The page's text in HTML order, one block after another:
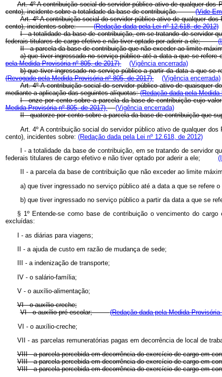
Art. 4º A contribuição social do servidor público ativo de qualquer
cento), incidente sobre a totalidade da base de contribuição.(Vide
Art. 4º A contribuição social do servidor público ativo de qualquer
cento), incidentes sobre:(Redação dada pela Lei nº 12.618, de 2012)
I - a totalidade da base de contribuição, em se tratando de servidor
federais titulares de cargo efetivo e não tiver optado por aderir a ele;
II - a parcela da base de contribuição que não exceder ao limite
a) que tiver ingressado no serviço público até a data a que se
pela Medida Provisória nº 805, de 2017)
(Vigência encerrada)
b) que tiver ingressado no serviço público a partir da data a que
(Revogado pela Medida Provisória nº 805, de 2017)
(Vigência encerrada)
Art. 4º A contribuição social do servidor público ativo de quaisquer
mediante a aplicação das seguintes alíquotas:(Redação dada pela
I - onze por cento sobre a parcela da base de contribuição cujo
Medida Provisória nº 805, de 2017)
(Vigência encerrada)
II - quatorze por cento sobre a parcela da base de contribuição
Art. 4º A contribuição social do servidor público ativo de qualquer
cento), incidentes sobre: (Redação dada pela Lei nº 12.618, de 2012)
I - a totalidade da base de contribuição, em se tratando de servidor
federais titulares de cargo efetivo e não tiver optado por aderir a ele;
II - a parcela da base de contribuição que não exceder ao limite
a) que tiver ingressado no serviço público até a data a que se
b) que tiver ingressado no serviço público a partir da data a que
§ 1º Entende-se como base de contribuição o vencimento do
excluídas:
I - as diárias para viagens;
II - a ajuda de custo em razão de mudança de sede;
III - a indenização de transporte;
IV - o salário-família;
V - o auxílio-alimentação;
VI - o auxílio-creche;
VI - o auxílio pré-escolar;(Redação dada pela Medida
VI - o auxílio-creche;
VII - as parcelas remuneratórias pagas em decorrência de local de
VIII - a parcela percebida em decorrência do exercício de cargo em
VIII - a parcela percebida em decorrência do exercício de cargo
VIII - a parcela percebida em decorrência do exercício de cargo em